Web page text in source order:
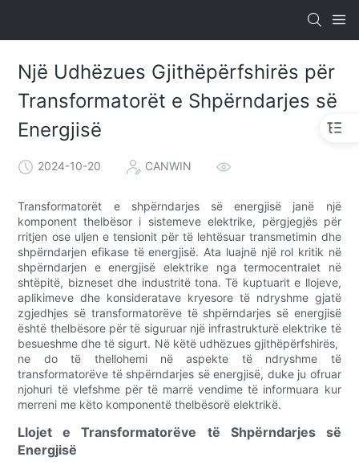
Një Udhëzues Gjithëpërfshirës për
Transformatorët e Shpërndarjes së
Energjisë
2024-10-20 CANWIN
Transformatorët e shpërndarjes së energjisë janë një
komponent thelbësor i sistemeve elektrike, përgjegjës për
rritjen ose uljen e tensionit për të lehtësuar transmetimin dhe
shpërndarjen efikase të energjisë. Ata luajnë një rol kritik në
shpërndarjen e energjisë elektrike nga termocentralet në
shtëpitë, bizneset dhe industritë tona. Të kuptuarit e llojeve,
aplikimeve dhe konsideratave kryesore të ndryshme gjatë
zgjedhjes së transformatorëve të shpërndarjes së energjisë
është thelbësore për të siguruar një infrastrukturë elektrike të
besueshme dhe të sigurt. Në këtë udhëzues gjithëpërfshirës, ​​
ne do të thellohemi në aspekte të ndryshme të
transformatorëve të shpërndarjes së energjisë, duke ju ofruar
njohuri të vlefshme për të marrë vendime të informuara kur
merreni me këto komponentë thelbësorë elektrikë.
Llojet e Transformatorëve të Shpërndarjes së
Energjisë